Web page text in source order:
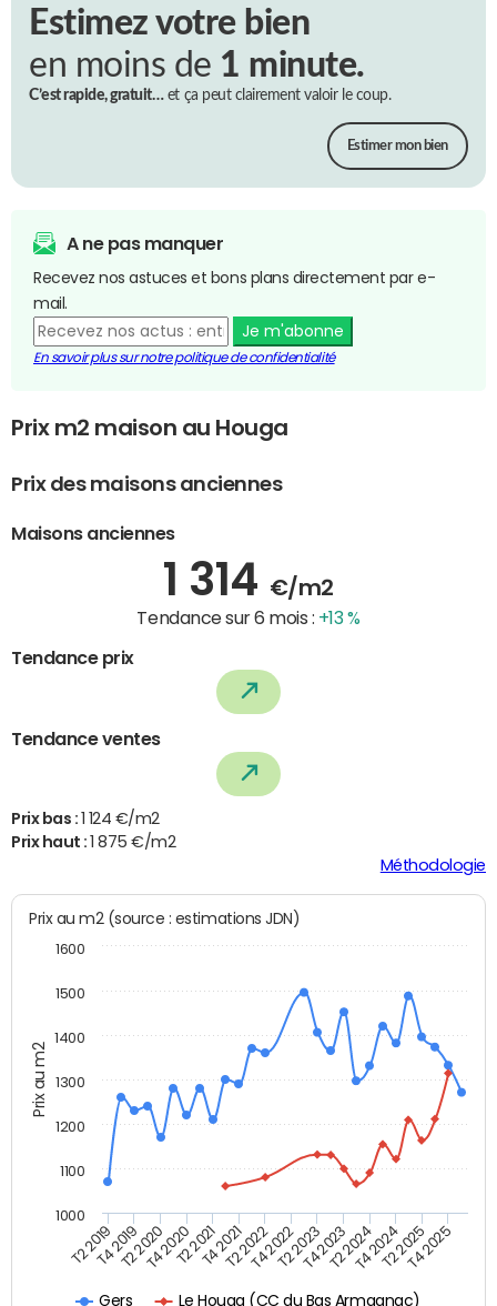
Estimez votre bien
en moins de 1 minute.
C’est rapide, gratuit…et ça peut clairement valoir le coup.
Estimer mon bien
A ne pas manquer
Recevez nos astuces et bons plans directement par e-
mail.
Je m'abonne
En savoir plus sur notre politique de confidentialité
Prix m2 maison au Houga
Prix des maisons anciennes
Maisons anciennes
1 314 €/m2
Tendance sur 6 mois : +13 %
Tendance prix
Tendance ventes
Prix bas :
1 124 €/m2
Prix haut :
1 875 €/m2
Méthodologie
Prix au m2
Prix au m2 (source : estimations JDN)
Gers Le Houga (CC du Bas Armagnac)
T2 2019T4 2019T2 2020T4 2020T2 2021T4 2021T2 2022T4 2022T2 2023T4 2023T2 2024T4 2024T2 2025T4 2025
1000
1100
1200
1300
1400
1500
1600